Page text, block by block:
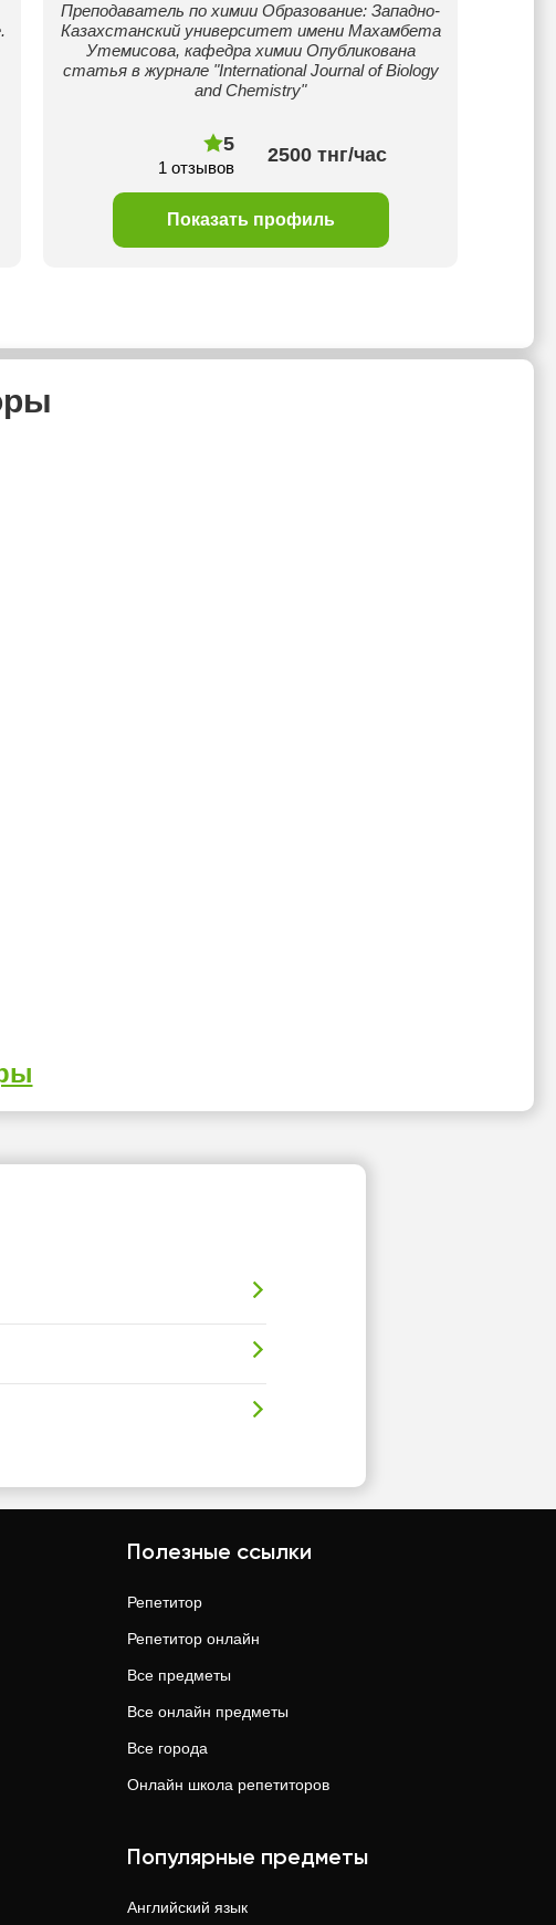
Преподаватель по химии Образование: Западно-
Казахстанский университет имени Махамбета
Утемисова, кафедра химии Опубликована
статья в журнале "International Journal of Biology
and Chemistry"
5
1 отзывов
2500 тнг/час
Показать профиль
Полезные ссылки
Репетитор
Репетитор онлайн
Все предметы
Все онлайн предметы
Все города
Онлайн школа репетиторов
Популярные предметы
Английский язык